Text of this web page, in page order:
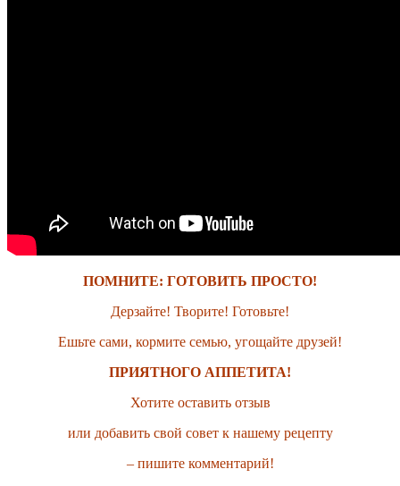
ПОМНИТЕ: ГОТОВИТЬ ПРОСТО!
Дерзайте! Творите! Готовьте!
Ешьте сами, кормите семью, угощайте друзей!
ПРИЯТНОГО АППЕТИТА!
Хотите оставить отзыв
или добавить свой совет к нашему рецепту
– пишите комментарий!